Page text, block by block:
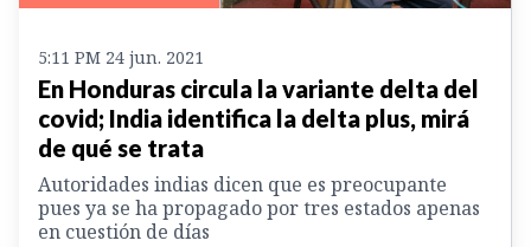
5:11 PM 24 jun. 2021
En Honduras circula la variante delta del
covid; India identifica la delta plus, mirá
de qué se trata
Autoridades indias dicen que es preocupante
pues ya se ha propagado por tres estados apenas
en cuestión de días